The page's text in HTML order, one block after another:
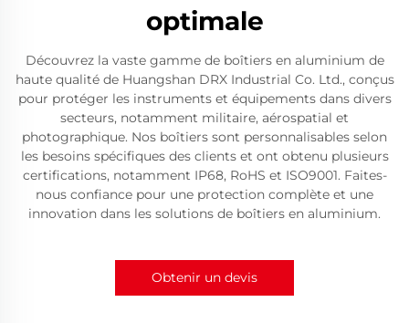
optimale
Découvrez la vaste gamme de boîtiers en aluminium de
haute qualité de Huangshan DRX Industrial Co. Ltd., conçus
pour protéger les instruments et équipements dans divers
secteurs, notamment militaire, aérospatial et
photographique. Nos boîtiers sont personnalisables selon
les besoins spécifiques des clients et ont obtenu plusieurs
certifications, notamment IP68, RoHS et ISO9001. Faites-
nous confiance pour une protection complète et une
innovation dans les solutions de boîtiers en aluminium.
Obtenir un devis